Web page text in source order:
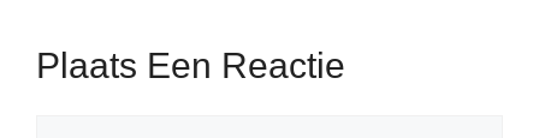
Plaats Een Reactie